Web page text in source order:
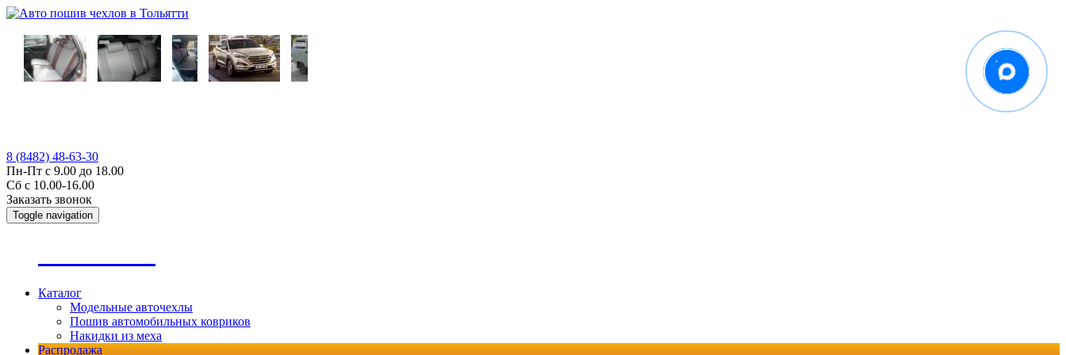
8 (8482) 48-63-30
Пн-Пт с 9.00 до 18.00
Сб с 10.00-16.00
Заказать звонок
Toggle navigation
Каталог
Модельные авточехлы
Пошив автомобильных ковриков
Накидки из меха
Распродажа